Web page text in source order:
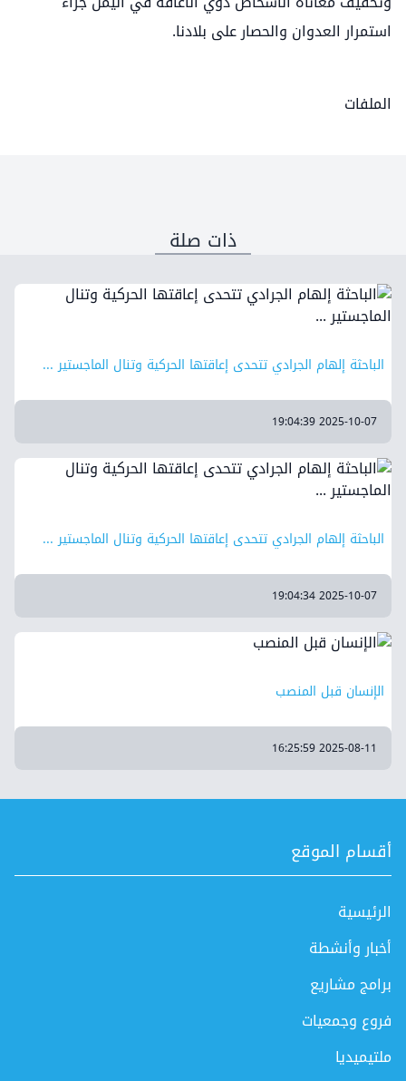
استمرار العدوان والحصار على بلادنا.
الملفات
ذات صلة
الباحثة إلهام الجرادي تتحدى إعاقتها الحركية وتنال الماجستير ...
2025-10-07 19:04:39
الباحثة إلهام الجرادي تتحدى إعاقتها الحركية وتنال الماجستير ...
2025-10-07 19:04:34
الإنسان قبل المنصب
2025-08-11 16:25:59
أقسام الموقع
الرئيسية
أخبار وأنشطة
برامج مشاريع
فروع وجمعيات
ملتيميديا